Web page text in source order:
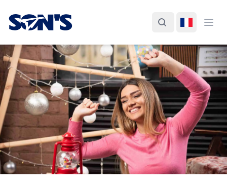
Laboratorios Química Son's
Rechercher
Changer